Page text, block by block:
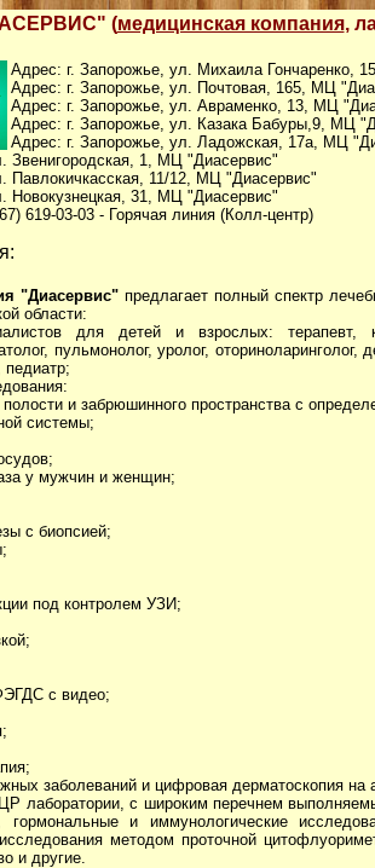
(медицинская компания,
Адрес: г. Запорожье, ул. Михаила Гончаренко,
Адрес: г. Запорожье, ул. Почтовая, 165, МЦ
Адрес: г. Запорожье, ул. Авраменко, 13, МЦ
Адрес: г. Запорожье, ул. Казака Бабуры,9, МЦ
Адрес: г. Запорожье, ул. Ладожская, 17а, МЦ
Звенигородская, 1, МЦ "Диасервис"
Павлокичкасская, 11/12, МЦ "Диасервис"
Новокузнецкая, 31, МЦ "Диасервис"
619-03-03 - Горячая линия (Колл-центр)
"Диасервис" предлагает полный спектр
области:
для детей и взрослых: терапевт,
пульмонолог, уролог,
педиатр;
и забрюшинного пространства с
системы;
у мужчин и женщин;
с биопсией;
под контролем УЗИ;
с видео;
заболеваний и цифровая дерматоскопия на
лаборатории, с широким перечнем
и иммунологические
методом проточной
и другие.